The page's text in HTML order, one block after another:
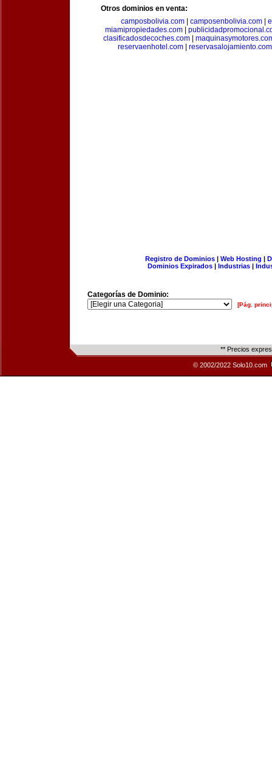
Otros dominios en venta:
camposbolivia.com| camposenbolivia.com|
miamipropiedades.com
clasificadosdecoches.com
reservaenhotel.com| reservasalojamiento.com
Registro de Dominios| Web Hosting |
Dominios Expirados | Industrias |
Categorías de Dominio:
[Pág.
** Precios
© 2002/2022 Solo10.com